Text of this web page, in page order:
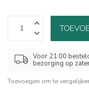
Voor 21:00
bezorging op
Toevoegen om te